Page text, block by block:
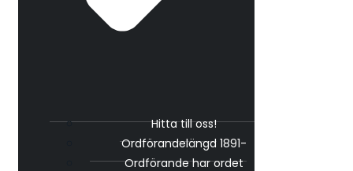
Hitta till oss!
Ordförandelängd 1891-
Ordförande har ordet